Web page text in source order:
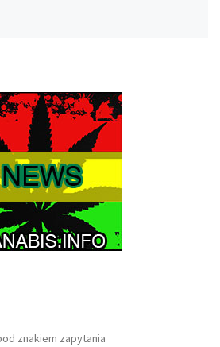
znakiem zapytania